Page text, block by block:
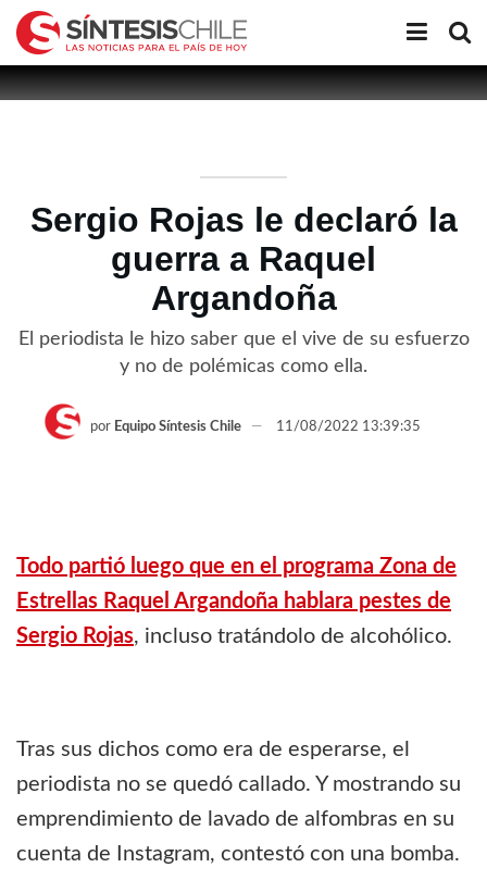
Sergio Rojas le declaró la
guerra a Raquel
Argandoña
El periodista le hizo saber que el vive de su esfuerzo
y no de polémicas como ella.
por Equipo Síntesis Chile 11/08/2022 13:39:35
Todo partió luego que en el programa Zona de
Estrellas Raquel Argandoña hablara pestes de
Sergio Rojas, incluso tratándolo de alcohólico.
Tras sus dichos como era de esperarse, el
periodista no se quedó callado. Y mostrando su
emprendimiento de lavado de alfombras en su
cuenta de Instagram, contestó con una bomba.